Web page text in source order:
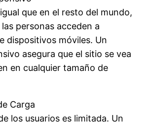
que en el resto del mundo,
personas acceden a
dispositivos móviles. Un
asegura que el sitio se vea
en cualquier tamaño de
Carga
los usuarios es limitada. Un